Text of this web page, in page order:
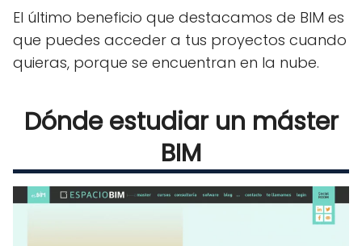
El último beneficio que destacamos de BIM es
que puedes acceder a tus proyectos cuando
quieras, porque se encuentran en la nube.
Dónde estudiar un máster
BIM